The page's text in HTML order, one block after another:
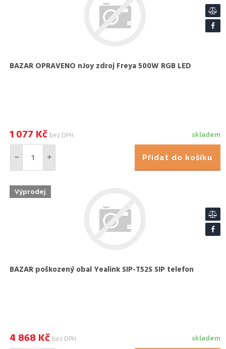
BAZAR OPRAVENO nJoy zdroj Freya 500W RGB LED
skladem
1 077 Kč bez DPH
Přidat do košíku
BAZAR poškozený obal Yealink SIP-T52S SIP telefon
skladem
4 868 Kč bez DPH
Výprodej